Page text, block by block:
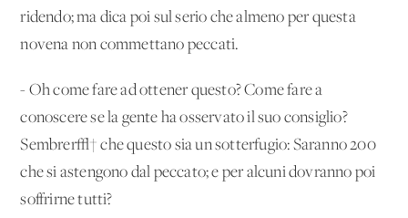
ridendo; ma dica poi sul serio che almeno per questa
novena non commettano peccati.
- Oh come fare ad ottener questo? Come fare a
conoscere se la gente ha osservato il suo consiglio?
Sembrer√† che questo sia un sotterfugio: Saranno 200
che si astengono dal peccato; e per alcuni dovranno poi
soffrirne tutti?